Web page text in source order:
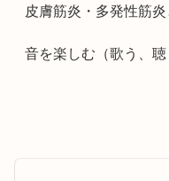
皮膚筋炎・多発性筋
音を楽しむ（歌う、聴